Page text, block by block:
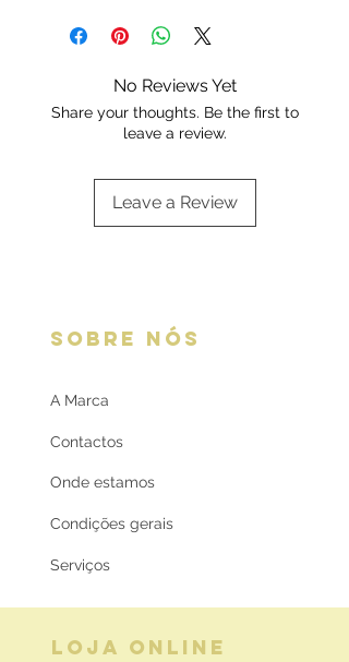
Nacional Portuguesa.
com certificado contendo a
embalagem Deluxe ou da marca.
Escolha a sua opção de
No Reviews Yet
Share your thoughts. Be the first to
leave a review.
Leave a Review
SOBRE NÓS
A Marca
Contactos
Onde estamos
Condições gerais
Serviços
LOJA ONLINE